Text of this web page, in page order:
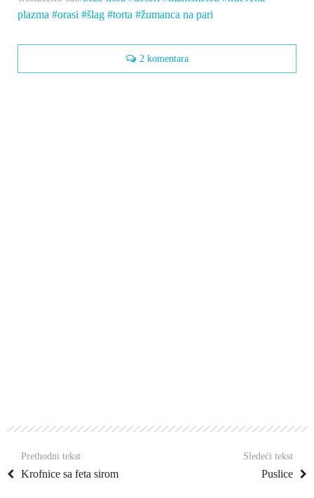
plazma
orasi šlag torta žumanca na pari
2 komentara
Prethodni tekst
Krofnice sa feta sirom
Sledeći tekst
Puslice